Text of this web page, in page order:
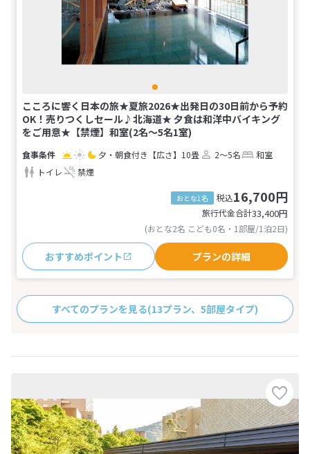
こころに響く日本の旅★夏旅2026★出発日の30日前から予約
OK！売りつくしセール♪北海道★ 夕食は和洋中バイキング
をご用意★【禁煙】和室(2名～5名1室)
夕・朝食付き 【広さ】10畳 2～5名
和室
トイレ
禁煙
おとな1名 税込16,700円
旅行代金合計33,400円
(おとな2名 こども0名・1部屋/1泊2日)
おすすめポイント プランの詳細
すべてのプランを見る(13プラン、5部屋タイプ)